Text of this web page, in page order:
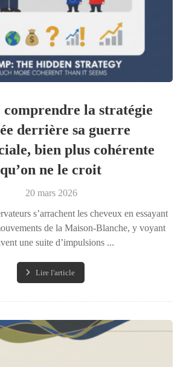
la stratégie
derrière sa guerre
bien plus cohérente
qu’on ne le croit
20 mars 2026
s’arrachent les cheveux en essayant
de la Maison-Blanche, y voyant
une suite d’impulsions ...
Lire l'article